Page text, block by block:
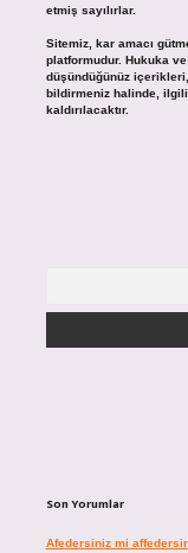
etmiş sayılırlar.
Sitemiz, kar amacı
platformudur. Hukuka
düşündüğünüz içerikleri,
bildirmeniz halinde,
kaldırılacaktır.
Son Yorumlar
Afedersiniz mi